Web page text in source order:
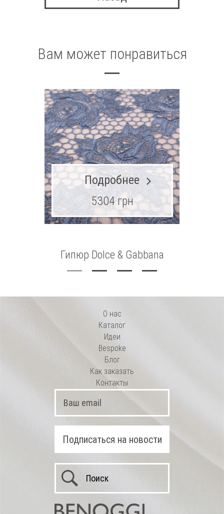
Вам может понравиться
Гипюр Dolce & Gabbana
Подробнее
5304 грн
О нас
Каталог
Идеи
Bespoke
Блог
Как заказать
Контакты